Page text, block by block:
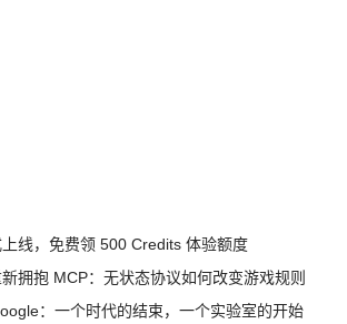
线，免费领 500 Credits 体验额度
拥抱 MCP：无状态协议如何改变游戏规则
：一个时代的结束，一个实验室的开始